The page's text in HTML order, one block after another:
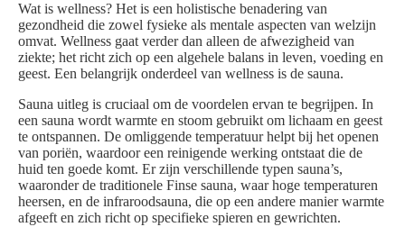
Wat is wellness? Het is een holistische benadering van
gezondheid die zowel fysieke als mentale aspecten van welzijn
omvat. Wellness gaat verder dan alleen de afwezigheid van
ziekte; het richt zich op een algehele balans in leven, voeding en
geest. Een belangrijk onderdeel van wellness is de sauna.
Sauna uitleg is cruciaal om de voordelen ervan te begrijpen. In
een sauna wordt warmte en stoom gebruikt om lichaam en geest
te ontspannen. De omliggende temperatuur helpt bij het openen
van poriën, waardoor een reinigende werking ontstaat die de
huid ten goede komt. Er zijn verschillende typen sauna’s,
waaronder de traditionele Finse sauna, waar hoge temperaturen
heersen, en de infraroodsauna, die op een andere manier warmte
afgeeft en zich richt op specifieke spieren en gewrichten.